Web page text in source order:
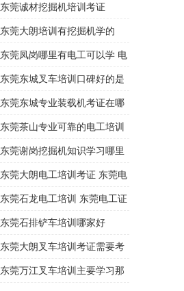
钱
东莞诚材挖掘机培训考证
东莞大朗培训有挖掘机学的
东莞凤岗哪里有电工可以学 电
工口诀
东莞东城叉车培训口碑好的是
哪家呢？机构在哪里呢？
东莞东城专业装载机考证在哪
里可以报名
东莞茶山专业可靠的电工培训
学校收费如何？
东莞谢岗挖掘机知识学习哪里
好,挖掘机培训考证
东莞大朗电工培训考证 东莞电
工技能学校
东莞石龙电工培训 东莞电工证
电工培训学校
东莞石排铲车培训哪家好
东莞大朗叉车培训考证需要考
试吗
东莞万江叉车培训主要学习那